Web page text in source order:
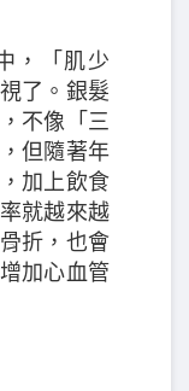
，「肌少
了。銀髮
不像「三
但隨著年
加上飲食
就越來越
折，也會
加心血管